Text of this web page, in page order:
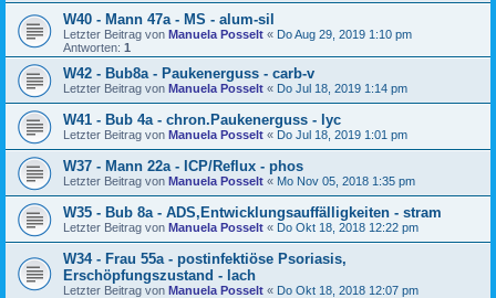
W40 - Mann 47a - MS - alum-sil
Letzter Beitrag von Manuela Posselt « Do Aug 29, 2019 1:10 pm
Antworten: 1
W42 - Bub8a - Paukenerguss - carb-v
Letzter Beitrag von Manuela Posselt « Do Jul 18, 2019 1:14 pm
W41 - Bub 4a - chron.Paukenerguss - lyc
Letzter Beitrag von Manuela Posselt « Do Jul 18, 2019 1:01 pm
W37 - Mann 22a - ICP/Reflux - phos
Letzter Beitrag von Manuela Posselt « Mo Nov 05, 2018 1:35 pm
W35 - Bub 8a - ADS,Entwicklungsauffälligkeiten - stram
Letzter Beitrag von Manuela Posselt « Do Okt 18, 2018 12:22 pm
W34 - Frau 55a - postinfektiöse Psoriasis,
Erschöpfungszustand - lach
Letzter Beitrag von Manuela Posselt « Do Okt 18, 2018 12:07 pm